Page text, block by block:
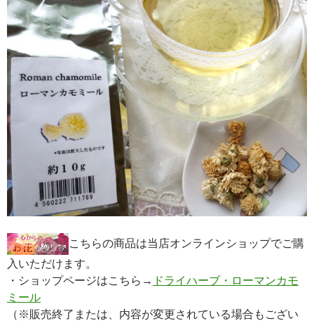
こちらの商品は当店オンラインショップでご購
入いただけます。
・ショップページはこちら→ ドライハーブ・ローマンカモ
ミール
（※販売終了または、内容が変更されている場合もござい